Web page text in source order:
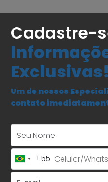
Cadastre-
Exclusivas!
Um de nossos
contato
Brazil
+55
+55